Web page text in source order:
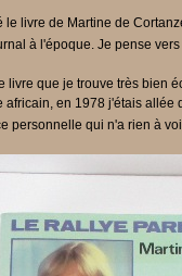
le livre de Martine de
à l'époque. Je pense
livre que je trouve très bien
africain, en 1978 j'étais allée
personnelle qui n'a rien à